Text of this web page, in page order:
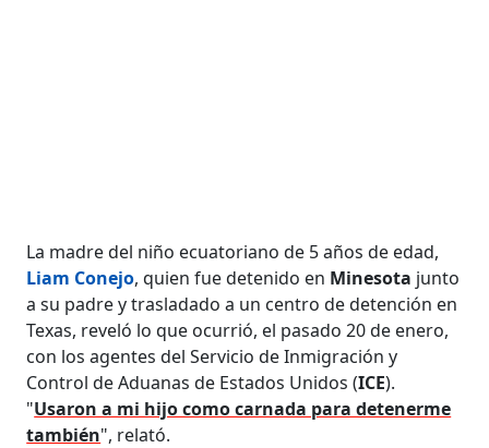
La madre del niño ecuatoriano de 5 años de edad,
Liam Conejo, quien fue detenido en Minesota junto
a su padre y trasladado a un centro de detención en
Texas, reveló lo que ocurrió, el pasado 20 de enero,
con los agentes del Servicio de Inmigración y
Control de Aduanas de Estados Unidos (ICE).
"Usaron a mi hijo como carnada para detenerme
también", relató.